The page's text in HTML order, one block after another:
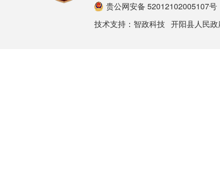
贵公网安备 52012102005107号
技术支持： 智政科技 开阳县人民